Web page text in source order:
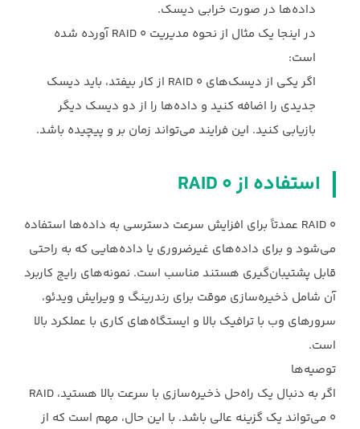
داده‌ها در صورت خرابی دیسک.‏
در اینجا یک مثال از نحوه مدیریت ‏RAID 0‎‏ آورده شده
است:‏
اگر یکی از دیسک‌های ‏RAID 0‎‏ از کار بیفتد، باید دیسک
جدیدی را اضافه کنید و داده‌ها را از دو دیسک ‏دیگر
بازیابی کنید. این فرایند می‌تواند زمان بر و پیچیده باشد.‏
استفاده از ‏RAID 0‎
RAID 0‎‏ عمدتاً برای افزایش سرعت دسترسی به داده‌ها استفاده
می‌شود و برای داده‌های غیرضروری یا ‏داده‌هایی که به راحتی
قابل پشتیبان‌گیری هستند مناسب است. نمونه‌های رایج کاربرد
آن شامل ‏ذخیره‌سازی موقت برای رندرینگ و ویرایش ویدئو،
سرورهای وب با ترافیک بالا و ایستگاه‌های کاری با ‏عملکرد بالا
است.‏
توصیه‌ها
اگر به دنبال یک راه‌حل ذخیره‌سازی با سرعت بالا هستید، ‏RAID
0‎‏ می‌تواند یک گزینه عالی باشد. با این ‏حال، مهم است که از